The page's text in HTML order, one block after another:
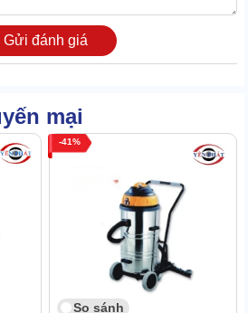
này sở hữu hệ lọc đa tầng chống tĩnh
M có khả năng giữ bụi mịn và đồng
trên bề mặt sợi lọc.
bụi siêu mịn, kể cả bụi nguy hiểm.
bảo hiệu suất lọc cao mà còn ngăn
phóng tĩnh điện - yếu tố cực kỳ quan
Gửi đánh giá
mại
41
So sánh